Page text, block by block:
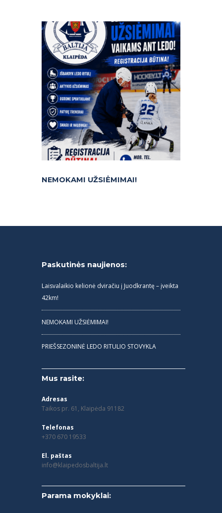
NEMOKAMI UŽSIĖMIMAI!
Paskutinės naujienos:
Laisvalaikio kelionė dviračiu į Juodkrantę – įveikta
42km!
NEMOKAMI UŽSIĖMIMAI!
PRIEŠSEZONINĖ LEDO RITULIO STOVYKLA
Mus rasite:
Adresas
Taikos pr. 61, Klaipėda 91182
Telefonas
+370 670 19533
El. paštas
info@klaipedosbaltija.lt
Parama mokyklai: